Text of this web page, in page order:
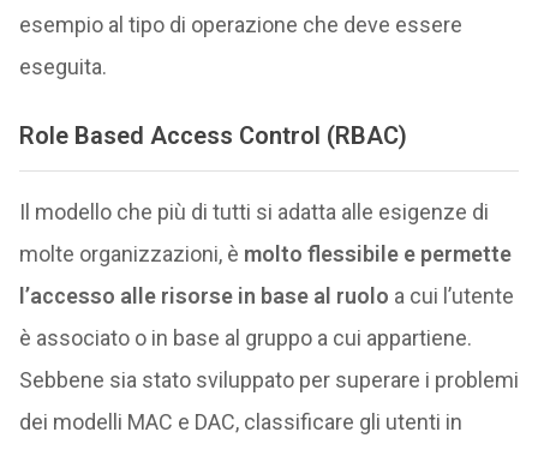
esempio al tipo di operazione che deve essere
eseguita.
Role Based Access Control (RBAC)
Il modello che più di tutti si adatta alle esigenze di
molte organizzazioni, è molto flessibile e permette
l’accesso alle risorse in base al ruolo a cui l’utente
è associato o in base al gruppo a cui appartiene.
Sebbene sia stato sviluppato per superare i problemi
dei modelli MAC e DAC, classificare gli utenti in